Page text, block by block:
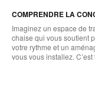
COMPRENDRE LA
Imaginez un espace de
chaise qui vous soutient
votre rythme et un
vous vous installez.